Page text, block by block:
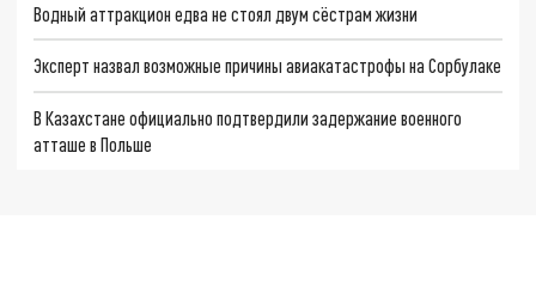
Водный аттракцион едва не стоял двум сёстрам жизни
Эксперт назвал возможные причины авиакатастрофы на Сорбулаке
В Казахстане официально подтвердили задержание военного
атташе в Польше